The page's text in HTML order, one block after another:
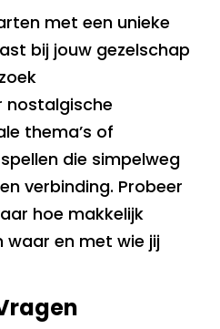
met een unieke
bij jouw gezelschap
nostalgische
thema’s of
die simpelweg
verbinding. Probeer
hoe makkelijk
waar en met wie jij